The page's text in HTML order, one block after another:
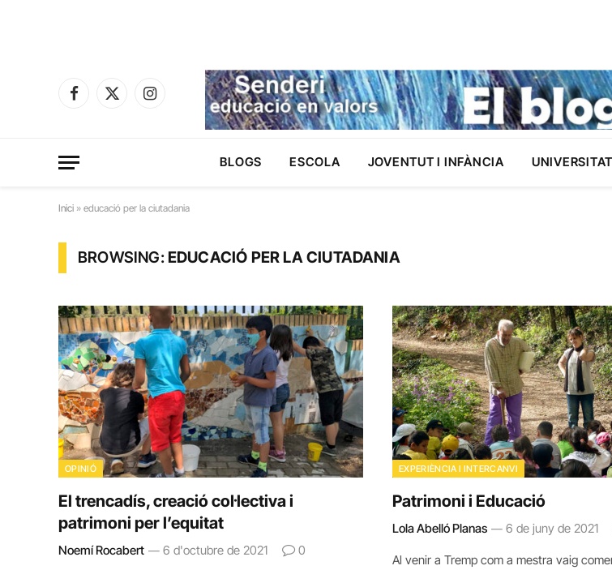
Facebook
X
Instagram
BLOGS ESCOLA JOVENTUT I INFÀNCIA UNIVERSITAT
Inici » educació per la ciutadania
BROWSING:EDUCACIÓ PER LA CIUTADANIA
OPINIÓ
El trencadís, creació col·lectiva i
patrimoni per l’equitat
Noemí Rocabert 6 d'octubre de 2021 0
EXPERIÈNCIA I INTERCANVI
Patrimoni i Educació
Lola Abelló Planas 6 de juny de 2021
Al venir a Tremp com a mestra vaig